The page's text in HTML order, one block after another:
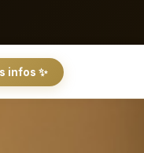
infos ✨